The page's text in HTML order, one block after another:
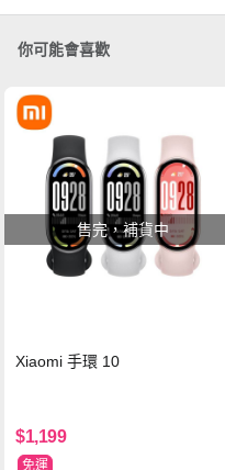
你可能會喜歡
售完，補貨中
Xiaomi 手環 10
$1,199
免運